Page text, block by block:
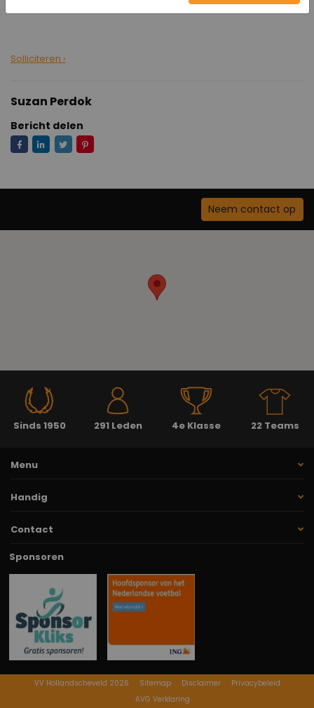
of klik op de onderstaande button ´Solliciteren´.
Solliciteren ›
Suzan Perdok
Bericht delen
Neem contact op
Sinds 1950 291 Leden 4e Klasse 22 Teams
Menu
Handig
Contact
Sponsoren
VV Hollandscheveld 2026 Sitemap Disclaimer
Privacybeleid
AVG Verklaring